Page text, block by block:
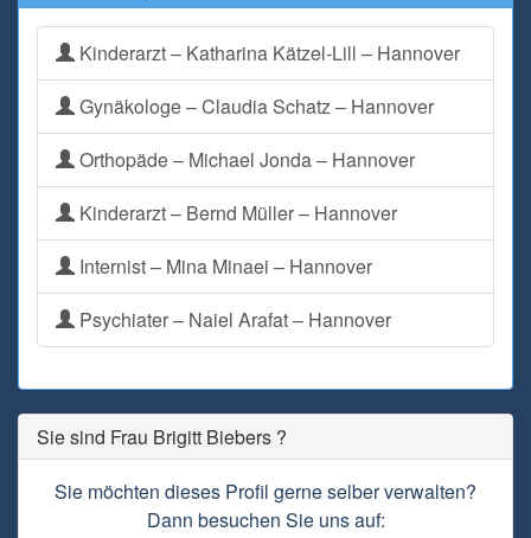
Kinderarzt – Katharina Kätzel-Lill – Hannover
Gynäkologe – Claudia Schatz – Hannover
Orthopäde – Michael Jonda – Hannover
Kinderarzt – Bernd Müller – Hannover
Internist – Mina Minaei – Hannover
Psychiater – Naiel Arafat – Hannover
Sie sind Frau Brigitt Biebers ?
Sie möchten dieses Profil gerne selber verwalten?
Dann besuchen Sie uns auf: